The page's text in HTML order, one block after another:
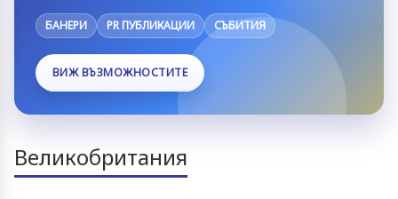
БАНЕРИ PR ПУБЛИКАЦИИ СЪБИТИЯ
ВИЖ ВЪЗМОЖНОСТИТЕ
Великобритания